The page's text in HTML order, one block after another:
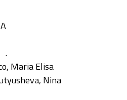
.
Maria Elisa
Nina